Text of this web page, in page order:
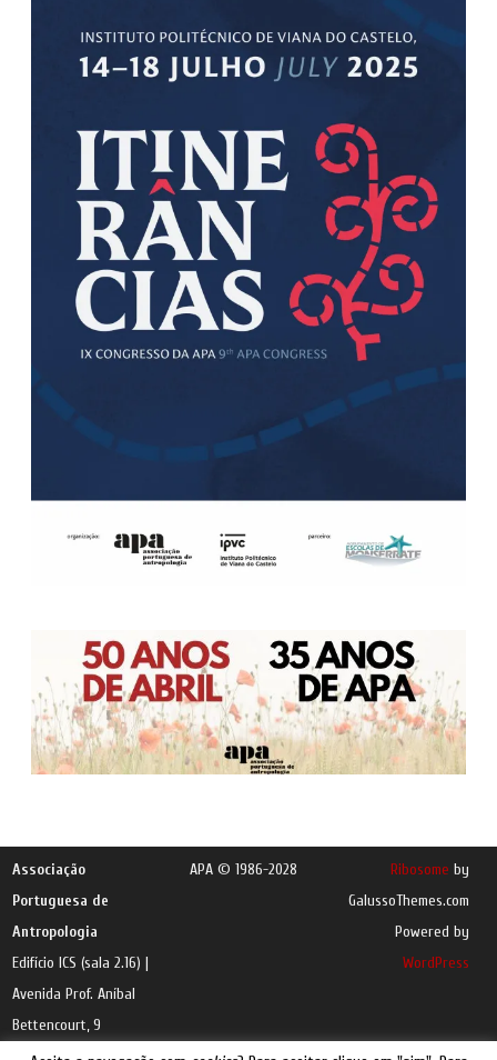
Associação
Portuguesa de
Antropologia
Edifício ICS (sala 2.16) |
Avenida Prof. Aníbal
Bettencourt, 9
1600-189 Lisboa |e-
APA © 1986-2028 Ribosome by
GalussoThemes.com
Powered by
WordPress